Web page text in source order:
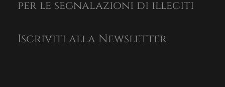
per le segnalazioni di illeciti
Iscriviti alla Newsletter